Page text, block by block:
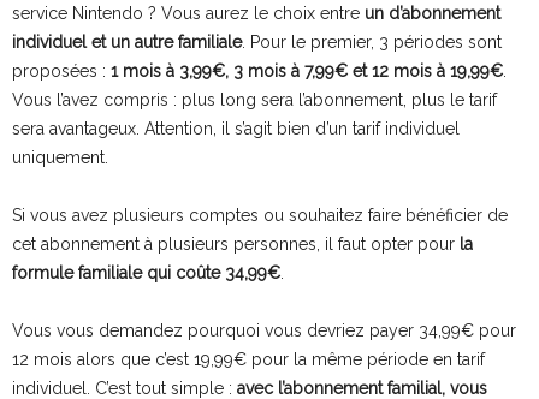
service Nintendo ? Vous aurez le choix entre un d’abonnement
individuel et un autre familiale. Pour le premier, 3 périodes sont
proposées : 1 mois à 3,99€, 3 mois à 7,99€ et 12 mois à 19,99€
Vous l’avez compris : plus long sera l’abonnement, plus le tarif
sera avantageux. Attention, il s’agit bien d’un tarif individuel
uniquement.
Si vous avez plusieurs comptes ou souhaitez faire bénéficier de
cet abonnement à plusieurs personnes, il faut opter pour la
formule familiale qui coûte 34,99€
Vous vous demandez pourquoi vous devriez payer 34,99€ pour
12 mois alors que c’est 19,99€ pour la même période en tarif
individuel. C’est tout simple : avec l’abonnement familial, vous